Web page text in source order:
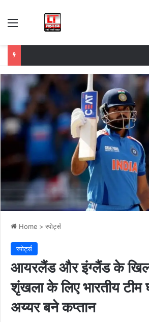
Menu
Home > स्पोर्ट्स
स्पोर्ट्स
आयरलैंड और इंग्लैंड के
शृंखला के लिए भारतीय टीम
अय्यर बने कप्तान